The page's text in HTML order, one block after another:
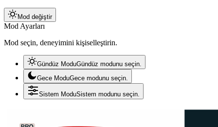
Mod değiştir
Mod Ayarları
Mod seçin, deneyimini kişiselleştirin.
Gündüz ModuGündüz modunu seçin.
Gece ModuGece modunu seçin.
Sistem ModuSistem modunu seçin.